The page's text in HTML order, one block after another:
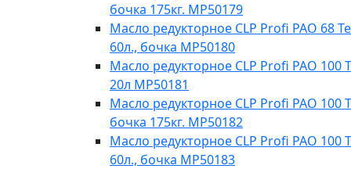
бочка 175кг. МР50179
Масло редукторное CLP Profi PAO 68
60л., бочка МР50180
Масло редукторное CLP Profi PAO 100
20л МР50181
Масло редукторное CLP Profi PAO 100
бочка 175кг. МР50182
Масло редукторное CLP Profi PAO 100
60л., бочка МР50183